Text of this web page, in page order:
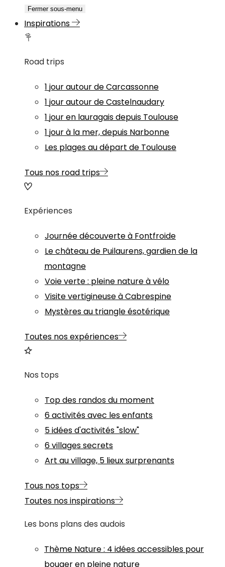
Fermer sous-menu
Inspirations
Road trips
1 jour autour de Carcassonne
1 jour autour de Castelnaudary
1 jour en lauragais depuis Toulouse
1 jour à la mer, depuis Narbonne
Les plages au départ de Toulouse
Tous nos road trips
Expériences
Journée découverte à Fontfroide
Le château de Puilaurens, gardien de la
montagne
Voie verte : pleine nature à vélo
Visite vertigineuse à Cabrespine
Mystères au triangle ésotérique
Toutes nos expériences
Nos tops
Top des randos du moment
6 activités avec les enfants
5 idées d'activités "slow"
6 villages secrets
Art au village, 5 lieux surprenants
Tous nos tops
Toutes nos inspirations
Les bons plans des audois
Thème Nature: 4 idées accessibles pour
bouger en pleine nature